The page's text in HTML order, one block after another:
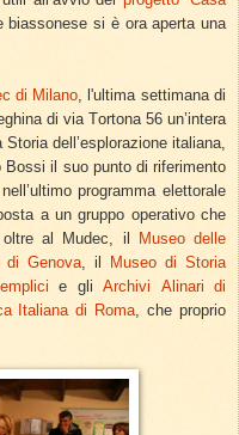
biassonese si è ora aperta una
di Milano, l'ultima settimana di
di via Tortona 56 un’intera
dell’esplorazione italiana,
il suo punto di riferimento
programma elettorale
a un gruppo operativo che
oltre al Mudec, il
Museo delle
di Genova, il
Museo di Storia
e gliArchivi Alinari di
Italiana di Roma, che proprio